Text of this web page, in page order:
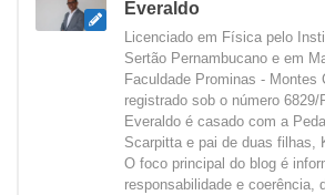
Everaldo
Licenciado em Física pelo
Sertão Pernambucano e em
Faculdade Prominas - Montes
registrado sob o número 6829/
Everaldo é casado com a
Scarpitta e pai de duas filhas,
O foco principal do blog é
responsabilidade e coerência,